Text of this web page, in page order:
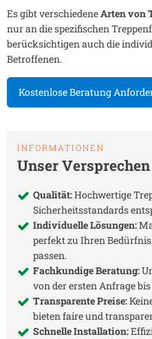
Es gibt verschiedeneArten von
nur an die spezifischen
berücksichtigen auch die
Betroffenen.
Kostenlose Beratung
INFORMATIONEN
Unser Versprechen
Qualität:Hochwertige
Sicherheitsstandards
Individuelle Lösungen:
perfekt zu Ihren
passen.
Fachkundige Beratung:
von der ersten Anfrage
Transparente Preise:
bieten faire und
Schnelle Installation: